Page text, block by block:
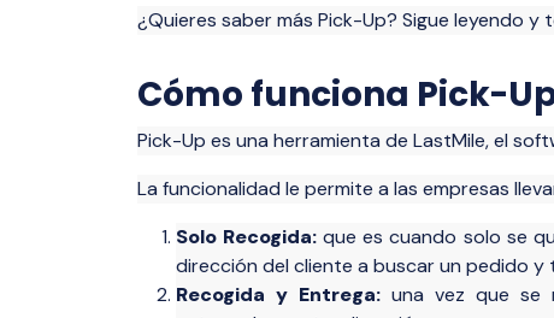
¿Quieres saber más Pick-Up? Sigue leyendo y
Cómo funciona Pick-
Pick-Up es una herramienta de LastMile, el
La funcionalidad le permite a las empresas
Solo Recogida: que es cuando solo se
dirección del cliente a buscar un pedido y
Recogida y Entrega:una vez que se